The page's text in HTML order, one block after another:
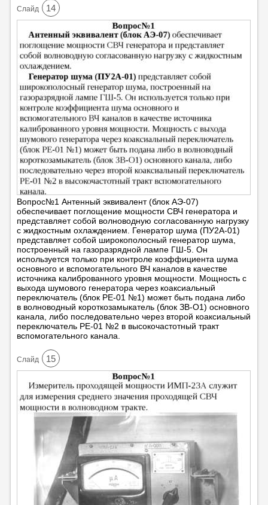
Cлайд 14
Вопрос№1 Антенный эквивалент (блок АЭ-07)
обеспечивает поглощение мощности СВЧ генератора и
представляет собой волноводную согласованную нагрузку
с жидкостным охлаждением. Генератор шума (ПУ2А-01)
представляет собой широкополосный генератор шума,
построенный на газоразрядной лампе ГШ-5. Он
используется только при контроле коэффициента шума
основного и вспомогательного ВЧ каналов в качестве
источника калиброванного уровня мощности. Мощность с
выхода шумового генератора через коаксиальный
переключатель (блок РЕ-01 №1) может быть подана либо
в волноводный короткозамыкатель (блок ЗВ-О1) основного
канала, либо последовательно через второй коаксиальный
переключатель РЕ-01 №2 в высокочастотный тракт
вспомогательного канала.
Cлайд 15